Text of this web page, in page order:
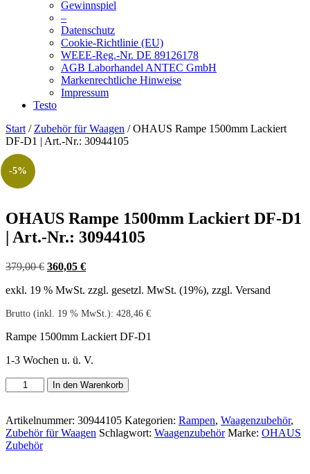
Gewinnspiel
–
Datenschutz
Cookie-Richtlinie (EU)
WEEE-Reg.-Nr. DE 89126178
AGB Laborhandel ANTEC GmbH
Markenrechtliche Hinweise
Impressum
Testo
Start / Zubehör für Waagen / OHAUS Rampe 1500mm Lackiert
DF-D1 | Art.-Nr.: 30944105
-5%
OHAUS Rampe 1500mm Lackiert DF-D1
| Art.-Nr.: 30944105
379,00€ Ursprünglicher
war:
360,05 €Aktueller
ist:
exkl. 19 % MwSt. zzgl. gesetzl. MwSt. (19%), zzgl. Versand
Brutto (inkl. 19 % MwSt.): 428,46 €
Rampe 1500mm Lackiert DF-D1
1-3 Wochen u. ü. V.
OHAUS
Rampe
Lackiert
DF-
D1
In den Warenkorb
Artikelnummer: 30944105 Kategorien: Rampen, Waagenzubehör,
Zubehör für Waagen Schlagwort: Waagenzubehör Marke: OHAUS
Zubehör